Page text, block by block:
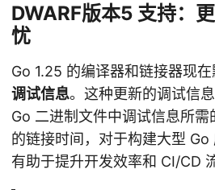
DWARF版本5 支持：
忧
Go 1.25 的编译器和链接器现
调试信息。这种更新的调试信
Go 二进制文件中调试信息所
的链接时间，对于构建大型 Go
有助于提升开发效率和 CI/CD